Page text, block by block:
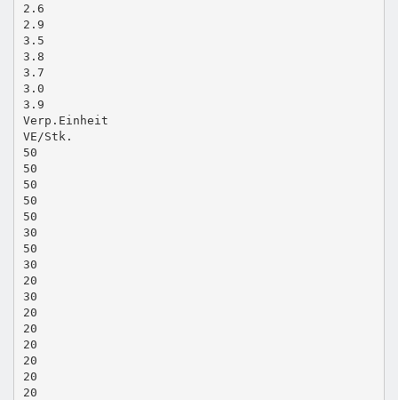
2.6
2.9
3.5
3.8
3.7
3.0
3.9
Verp.Einheit
VE/Stk.
50
50
50
50
50
30
50
30
20
30
20
20
20
20
20
20